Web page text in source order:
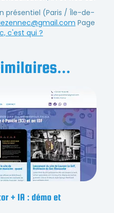
présentiel (Paris / Île-de-
Page
c'est qui ?
+ IA : démo et